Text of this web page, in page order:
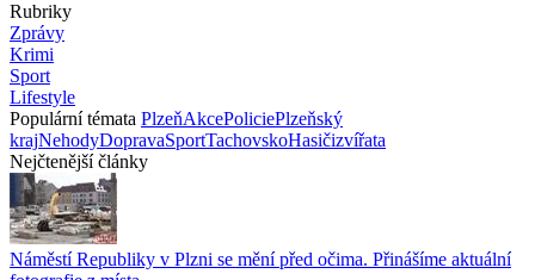
Rubriky
Zprávy
Krimi
Sport
Lifestyle
Populární témata PlzeňAkcePoliciePlzeňský
krajNehodyDopravaSportTachovskoHasičizvířata
Nejčtenější články
Náměstí Republiky v Plzni se mění před očima. Přinášíme aktuální